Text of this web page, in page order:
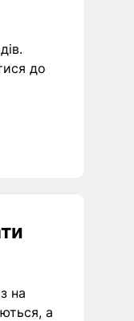
до
на
а